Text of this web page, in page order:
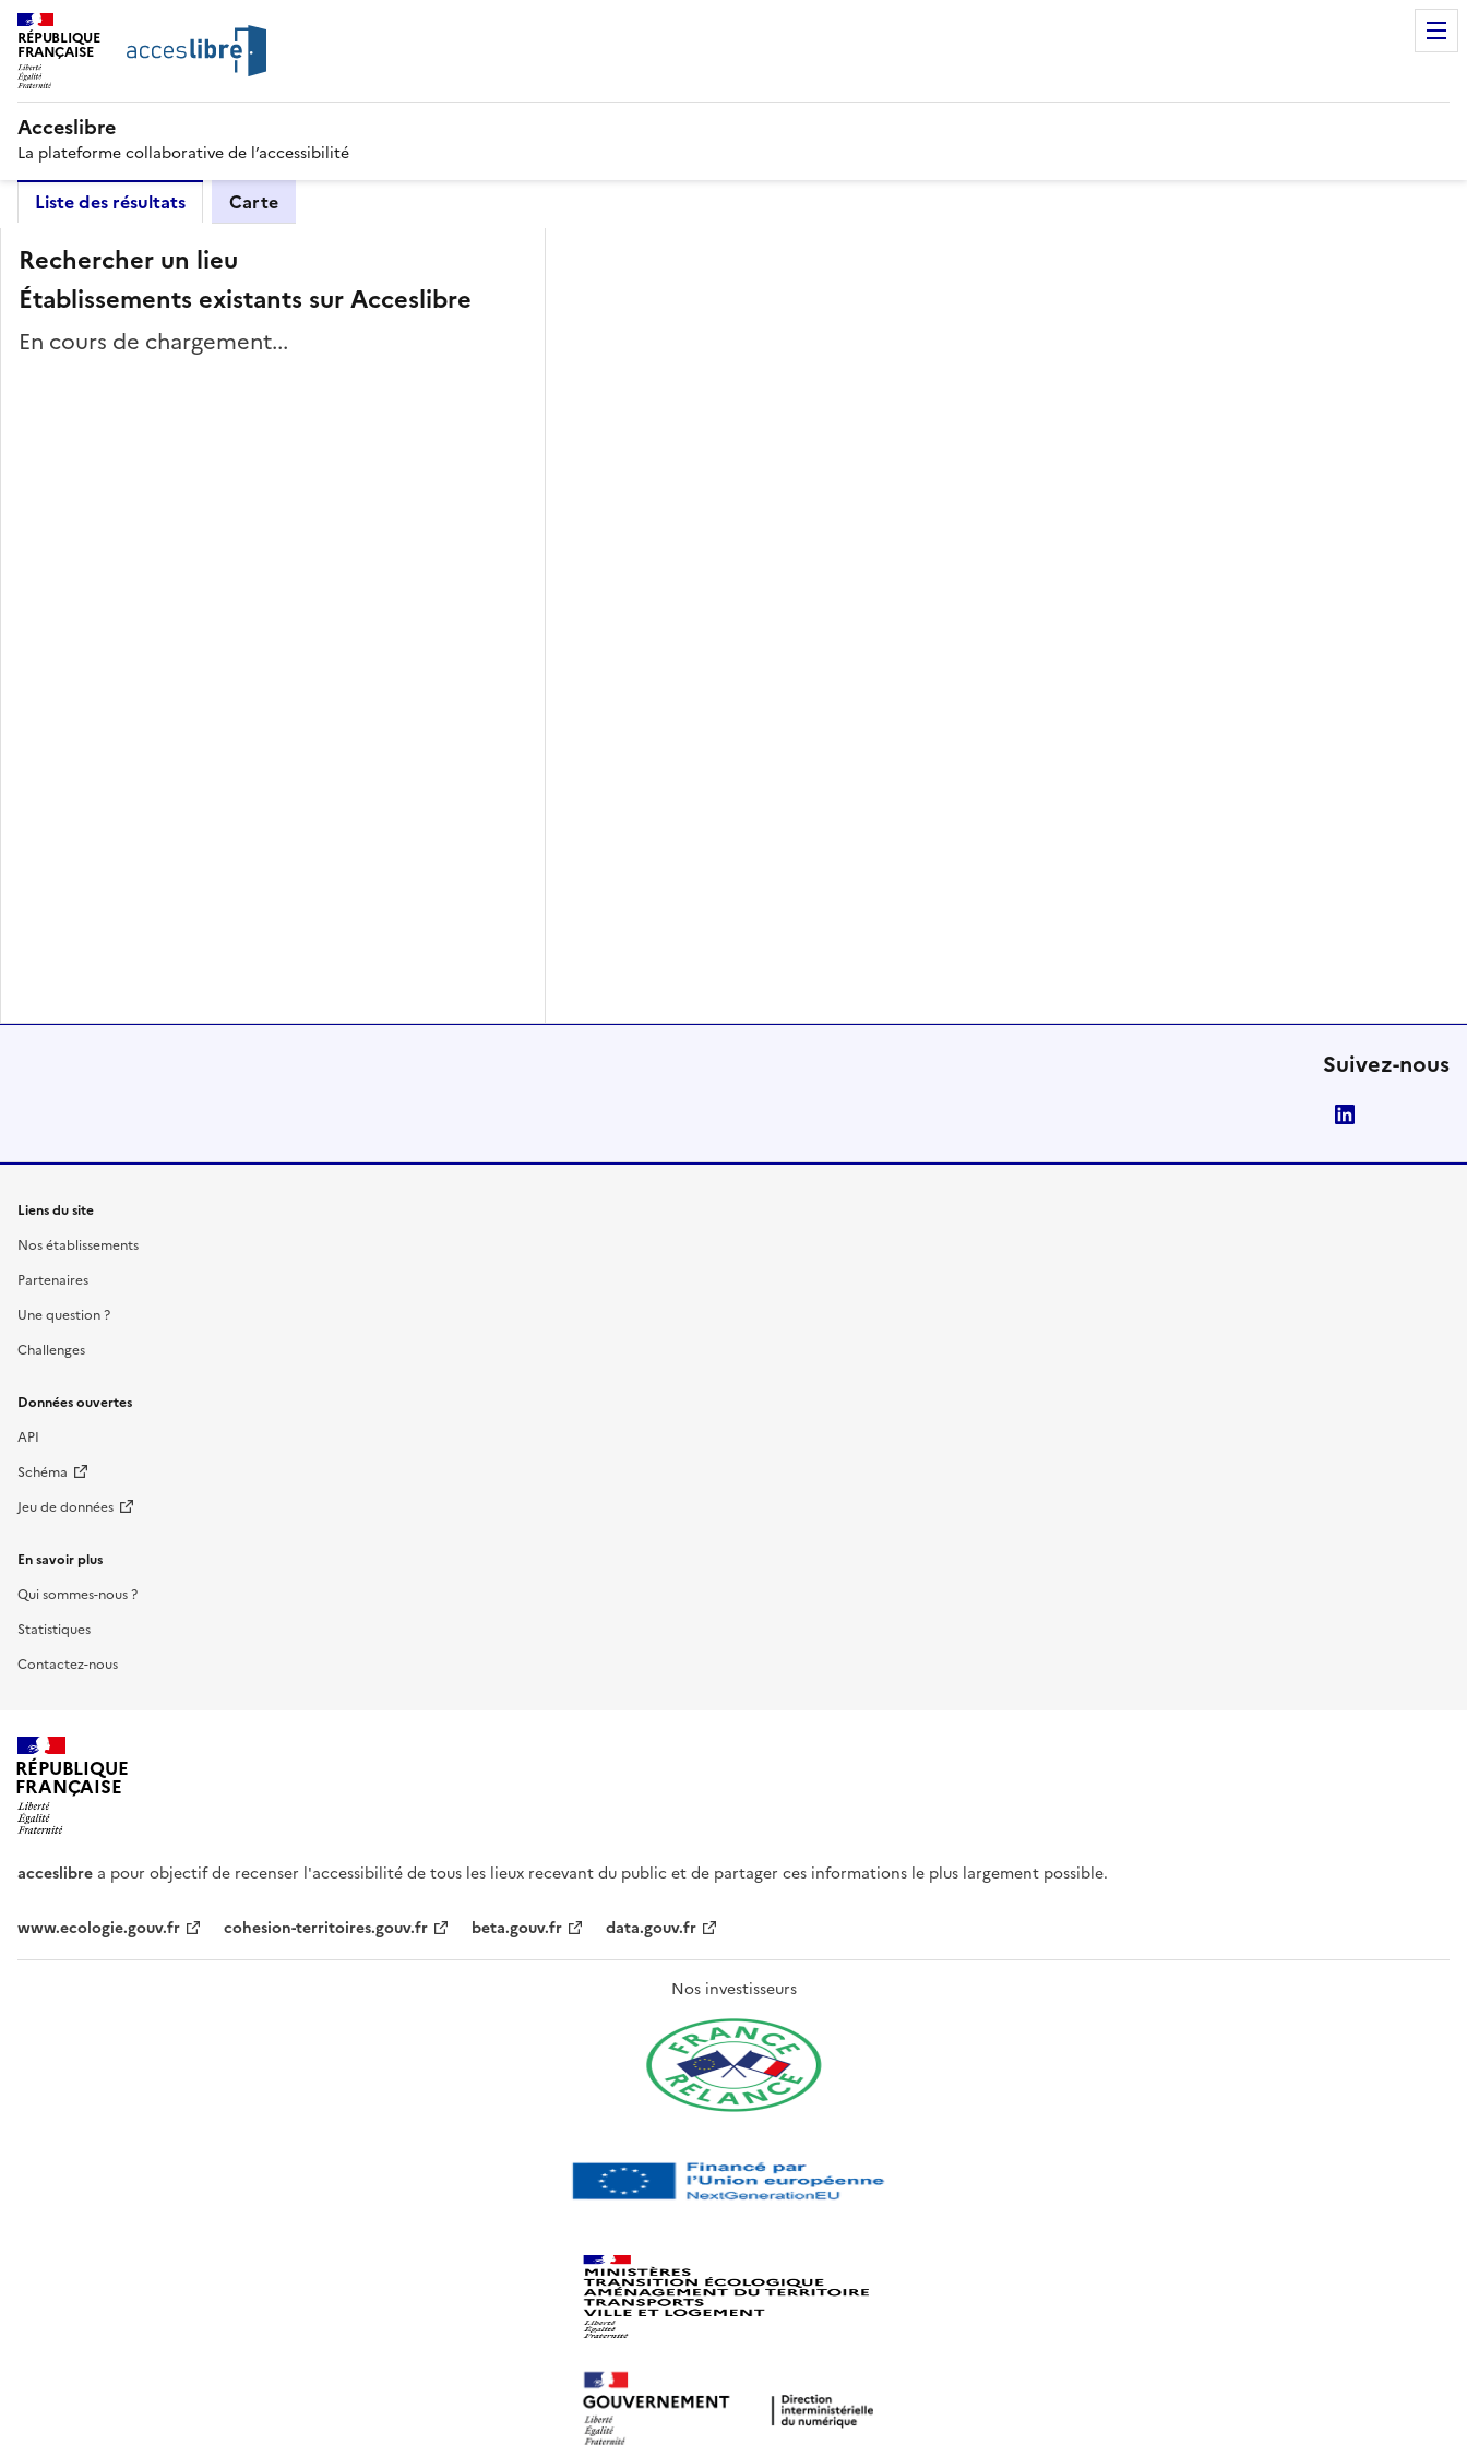
RÉPUBLIQUE
FRANÇAISE
Acceslibre
La plateforme collaborative de l’accessibilité
Liste des résultats Carte
Rechercher un lieu
Établissements existants sur Acceslibre
En cours de chargement...
Suivez-nous
Liens du site
Nos établissements
Partenaires
Une question ?
Challenges
Données ouvertes
API
Schéma
Jeu de données
En savoir plus
Qui sommes-nous ?
Statistiques
Contactez-nous
RÉPUBLIQUE
FRANÇAISE
acceslibre a pour objectif de recenser l'accessibilité de tous les lieux recevant du public et de partager ces informations le plus largement possible.
www.ecologie.gouv.fr cohesion-territoires.gouv.fr beta.gouv.fr data.gouv.fr
Nos investisseurs